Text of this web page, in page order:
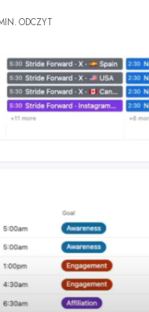
ODCZYT